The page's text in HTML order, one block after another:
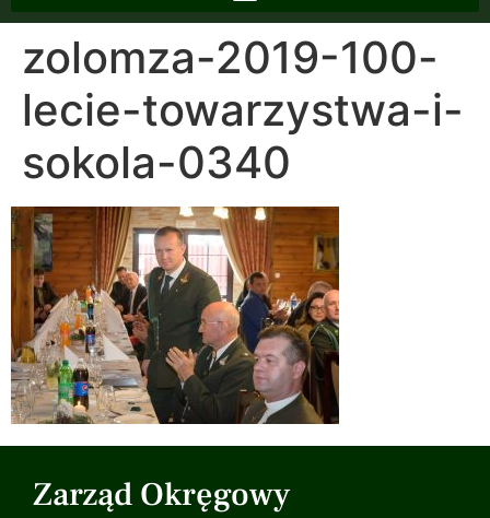
zolomza-2019-100-
lecie-towarzystwa-i-
sokola-0340
Zarząd Okręgowy